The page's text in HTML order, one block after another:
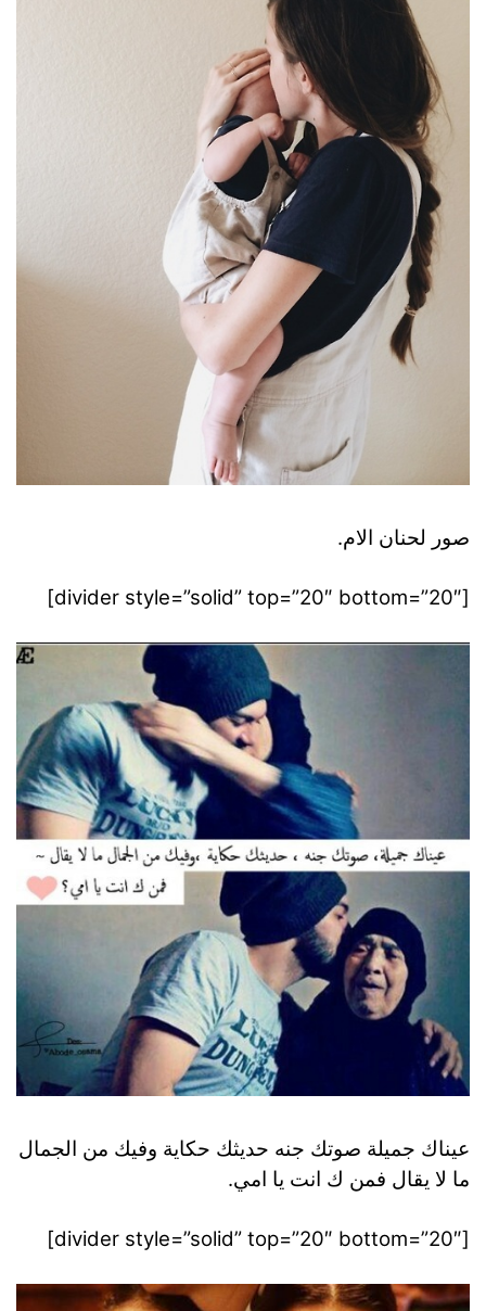
صور لحنان الام.
[divider style=”solid” top=”20″ bottom=”20″]
عيناك جميلة صوتك جنه حديثك حكاية وفيك من الجمال
ما لا يقال فمن ك انت يا امي.
[divider style=”solid” top=”20″ bottom=”20″]